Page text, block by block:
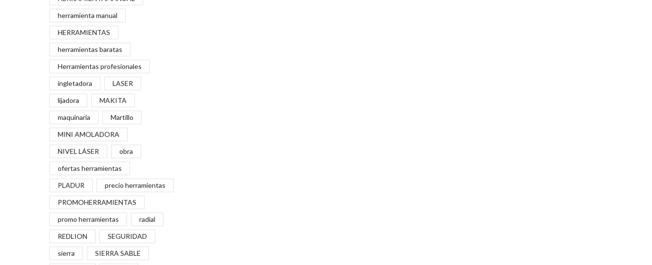
herramienta manual
HERRAMIENTAS
herramientas baratas
Herramientas profesionales
ingletadora LASER
lijadora MAKITA
maquinaria Martillo
MINI AMOLADORA
NIVEL LÁSER obra
ofertas herramientas
PLADUR precio herramientas
PROMOHERRAMIENTAS
promo herramientas radial
REDLION SEGURIDAD
sierra SIERRA SABLE